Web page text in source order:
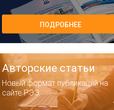
ПОДРОБНЕЕ
Авторские статьи
Новый формат публикаций на
сайте РЭЭ